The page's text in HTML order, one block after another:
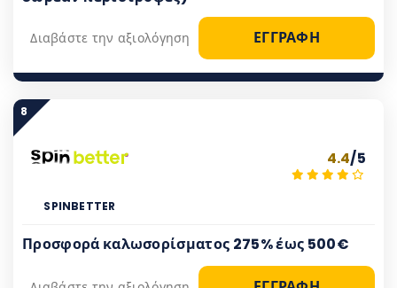
ΕΓΓΡΑΦΗ
Διαβάστε την αξιολόγηση
8
SPINBETTER
4.4/5
Προσφορά καλωσορίσματος 275% έως 500€